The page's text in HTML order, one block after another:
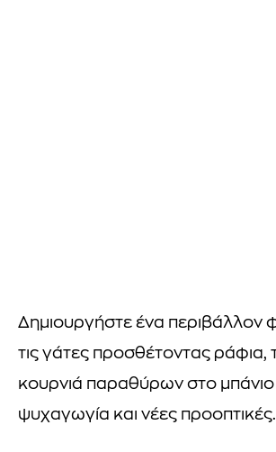
Δημιουργήστε ένα περιβάλλον
τις γάτες προσθέτοντας ράφια,
κουρνιά παραθύρων στο μπάνιο
ψυχαγωγία και νέες προοπτικές.